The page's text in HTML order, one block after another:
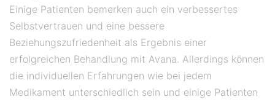
Einige Patienten bemerken auch ein verbessertes
Selbstvertrauen und eine bessere
Beziehungszufriedenheit als Ergebnis einer
erfolgreichen Behandlung mit Avana. Allerdings können
die individuellen Erfahrungen wie bei jedem
Medikament unterschiedlich sein und einige Patienten